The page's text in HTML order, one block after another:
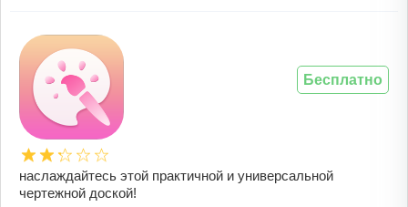
наслаждайтесь этой практичной и универсальной
чертежной доской!
Бесплатно